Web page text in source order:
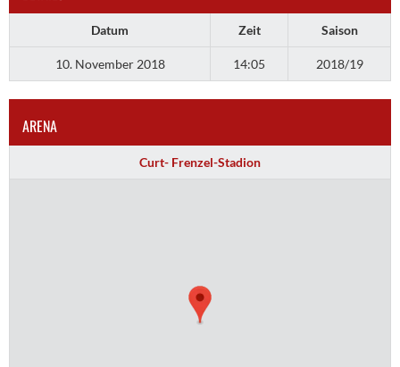
Datum Zeit Saison
10. November 2018 14:05 2018/19
ARENA
Curt- Frenzel-Stadion